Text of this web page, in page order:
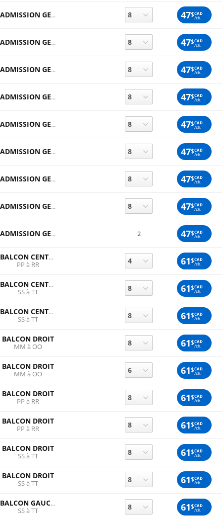
ADMISSION GENERALE 47$CAD
/ch.
ADMISSION GENERALE 47$CAD
/ch.
ADMISSION GENERALE 47$CAD
/ch.
ADMISSION GENERALE 47$CAD
/ch.
ADMISSION GENERALE 47$CAD
/ch.
ADMISSION GENERALE 47$CAD
/ch.
ADMISSION GENERALE 47$CAD
/ch.
ADMISSION GENERALE 47$CAD
/ch.
ADMISSION GENERALE 2 47$CAD
/ch.
BALCON CENTRE
PP à RR
61$CAD
/ch.
BALCON CENTRE
SS à TT
61$CAD
/ch.
BALCON CENTRE
SS à TT
61$CAD
/ch.
BALCON DROIT
MM à OO 61$CAD
/ch.
BALCON DROIT
MM à OO 61$CAD
/ch.
BALCON DROIT
PP à RR 61$CAD
/ch.
BALCON DROIT
PP à RR 61$CAD
/ch.
BALCON DROIT
SS à TT 61$CAD
/ch.
BALCON DROIT
SS à TT 61$CAD
/ch.
BALCON GAUCHE
SS à TT
61$CAD
/ch.